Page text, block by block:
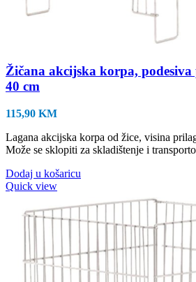
Žičana akcijska korpa,
40 cm
115,90 KM
Lagana akcijska korpa od žice, visina
Može se sklopiti za skladištenje i
Dodaj u košaricu
Quick view